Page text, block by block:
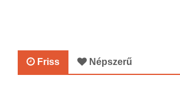
Friss Népszerű